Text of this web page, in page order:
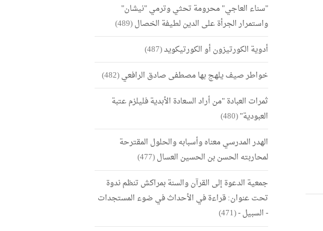
"سناء العاجي" محرومة تحثي وترمي "نيشان"
واستمرار الجرأة على الدين لطيفة الخصال(489)
أدوية الكورتيزون أو الكورتيكويد(487)
خواطر صيف يلهج بها مصطفى صادق الرافعي(482)
ثمرات العبادة "من أراد السعادة الأبدية فليلزم عتبة
العبودية"(480)
الهدر المدرسي معناه وأسبابه والحلول المقترحة
لمحاربته الحسن بن الحسين العسال(477)
جمعية الدعوة إلى القرآن والسنة بمراكش تنظم ندوة
تحت عنوان: قراءة في الأحداث في ضوء المستجدات
- السبيل -(471)